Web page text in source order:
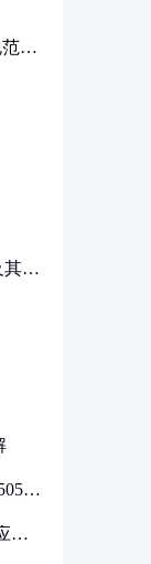
详
其在
代
用